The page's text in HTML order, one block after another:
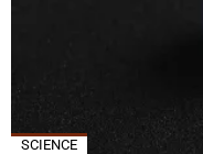
SCIENCE